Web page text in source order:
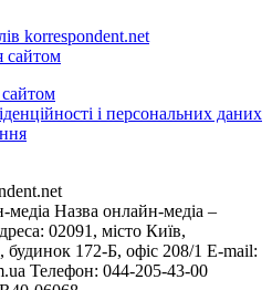
korrespondent.net
сайтом
і персональних даних
медіа Назва онлайн-медіа –
02091, місто Київ,
172-Б, офіс 208/1 E-mail:
Телефон: 044-205-43-00